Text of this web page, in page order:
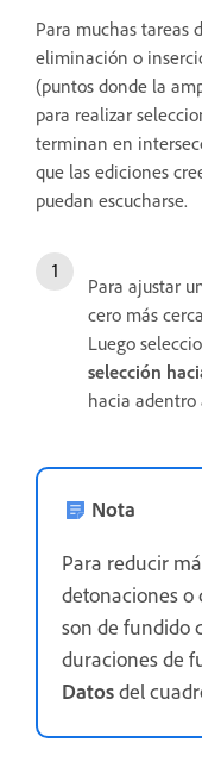
Para muchas tareas
eliminación o
(puntos donde la
para realizar
terminan en
que las ediciones
puedan escucharse.
Para ajustar
cero más
Luego
selección
hacia adentro
Nota
Para reducir
detonaciones o
son de fundido
duraciones de
Datosdel